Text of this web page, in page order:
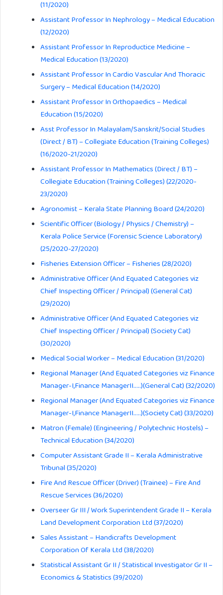
(11/2020)
Assistant Professor In Nephrology – Medical Education
(12/2020)
Assistant Professor In Reproductice Medicine –
Medical Education (13/2020)
Assistant Professor In Cardio Vascular And Thoracic
Surgery – Medical Education (14/2020)
Assistant Professor In Orthopaedics – Medical
Education (15/2020)
Asst Professor In Malayalam/Sanskrit/Social Studies
(Direct / BT) – Collegiate Education (Training Colleges)
(16/2020-21/2020)
Assistant Professor In Mathematics (Direct / BT) –
Collegiate Education (Training Colleges) (22/2020-
23/2020)
Agronomist – Kerala State Planning Board (24/2020)
Scientific Officer (Biology / Physics / Chemistry) –
Kerala Police Service (Forensic Science Laboratory)
(25/2020-27/2020)
Fisheries Extension Officer – Fisheries (28/2020)
Administrative Officer (And Equated Categories viz
Chief Inspecting Officer / Principal) (General Cat)
(29/2020)
Administrative Officer (And Equated Categories viz
Chief Inspecting Officer / Principal) (Society Cat)
(30/2020)
Medical Social Worker – Medical Education (31/2020)
Regional Manager (And Equated Categories viz Finance
Manager-I,Finance ManagerII…..)(General Cat) (32/2020)
Regional Manager (And Equated Categories viz Finance
Manager-I,Finance ManagerII…..)(Society Cat) (33/2020)
Matron (Female) (Engineering / Polytechnic Hostels) –
Technical Education (34/2020)
Computer Assistant Grade II – Kerala Administrative
Tribunal (35/2020)
Fire And Rescue Officer (Driver) (Trainee) – Fire And
Rescue Services (36/2020)
Overseer Gr III / Work Superintendent Grade II – Kerala
Land Development Corporation Ltd (37/2020)
Sales Assistant – Handicrafts Development
Corporation Of Kerala Ltd (38/2020)
Statistical Assistant Gr II / Statistical Investigator Gr II –
Economics & Statistics (39/2020)